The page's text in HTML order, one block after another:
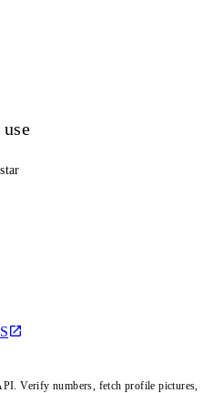
Verify numbers, fetch profile pictures,